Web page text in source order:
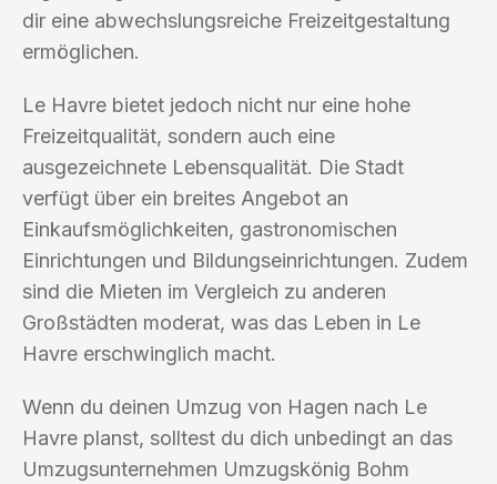
dir eine abwechslungsreiche Freizeitgestaltung
ermöglichen.
Le Havre bietet jedoch nicht nur eine hohe
Freizeitqualität, sondern auch eine
ausgezeichnete Lebensqualität. Die Stadt
verfügt über ein breites Angebot an
Einkaufsmöglichkeiten, gastronomischen
Einrichtungen und Bildungseinrichtungen. Zudem
sind die Mieten im Vergleich zu anderen
Großstädten moderat, was das Leben in Le
Havre erschwinglich macht.
Wenn du deinen Umzug von Hagen nach Le
Havre planst, solltest du dich unbedingt an das
Umzugsunternehmen Umzugskönig Bohm